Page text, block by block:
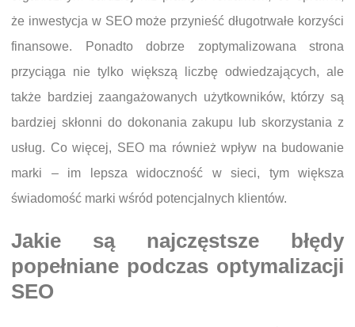
że inwestycja w SEO może przynieść długotrwałe korzyści
finansowe. Ponadto dobrze zoptymalizowana strona
przyciąga nie tylko większą liczbę odwiedzających, ale
także bardziej zaangażowanych użytkowników, którzy są
bardziej skłonni do dokonania zakupu lub skorzystania z
usług. Co więcej, SEO ma również wpływ na budowanie
marki – im lepsza widoczność w sieci, tym większa
świadomość marki wśród potencjalnych klientów.
Jakie są najczęstsze błędy
popełniane podczas optymalizacji
SEO